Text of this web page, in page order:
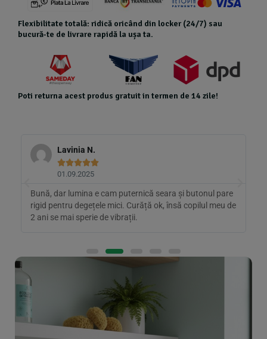
Flexibilitate totală: ridică oricând din locker (24/7) sau
bucură-te de livrare rapidă la ușa ta.
Poti returna acest produs gratuit in termen de 14 zile!
Lavinia N.

01.09.2025
Bună, dar lumina e cam puternică seara și butonul pare
rigid pentru degețele mici. Curăță ok, însă copilul meu de
2 ani se mai sperie de vibrații.